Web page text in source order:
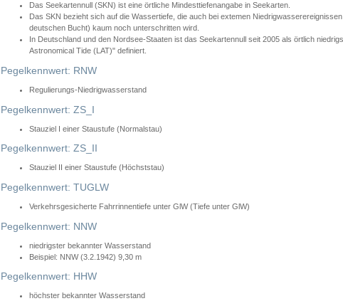
Das Seekartennull (SKN) ist eine örtliche Mindesttiefenangabe in Seekarten.
Das SKN bezieht sich auf die Wassertiefe, die auch bei extemen
deutschen Bucht) kaum noch unterschritten wird.
In Deutschland und den Nordsee-Staaten ist das Seekartennull seit 2005 als örtlich
Astronomical Tide (LAT)" definiert.
Pegelkennwert: RNW
Regulierungs-Niedrigwasserstand
Pegelkennwert: ZS_I
Stauziel I einer Staustufe (Normalstau)
Pegelkennwert: ZS_II
Stauziel II einer Staustufe (Höchststau)
Pegelkennwert: TUGLW
Verkehrsgesicherte Fahrrinnentiefe unter GlW (Tiefe unter GlW)
Pegelkennwert: NNW
niedrigster bekannter Wasserstand
Beispiel: NNW (3.2.1942) 9,30 m
Pegelkennwert: HHW
höchster bekannter Wasserstand